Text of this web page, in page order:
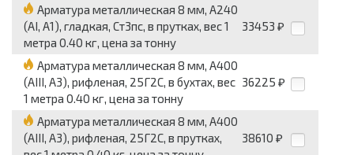
Арматура металлическая 8 мм, А240
(АI, А1), гладкая, Ст3пс, в прутках, вес 1
метра 0.40 кг, цена за тонну
33453 ₽
Арматура металлическая 8 мм, А400
(АIII, А3), рифленая, 25Г2С, в бухтах, вес
1 метра 0.40 кг, цена за тонну
36225 ₽
Арматура металлическая 8 мм, А400
(АIII, А3), рифленая, 25Г2С, в прутках,
38610 ₽